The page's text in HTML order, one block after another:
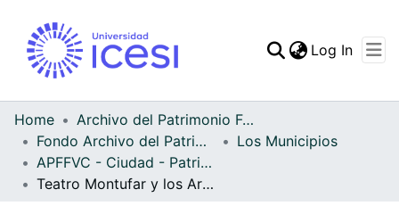
Statistics
Log In
Home
Archivo del Patrimonio Fotográfico y Fílmico del Valle del Cauca
Fondo Archivo del Patrimonio Fotográfico y Fílmico del Valle del Cauca
Los Municipios
APFFVC - Ciudad - Patrimonial
Teatro Montufar y los Arcos